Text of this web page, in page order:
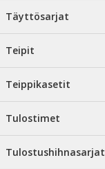
Täyttösarjat
Teipit
Teippikasetit
Tulostimet
Tulostushihnasarjat